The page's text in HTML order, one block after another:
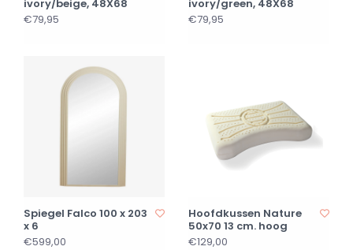
ivory/beige, 48X68
€79,95
ivory/green, 48X68
€79,95
Spiegel Falco 100 x 203
x 6
€599,00
Hoofdkussen Nature
50x70 13 cm. hoog
€129,00